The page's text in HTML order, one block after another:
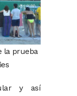
la prueba
y así